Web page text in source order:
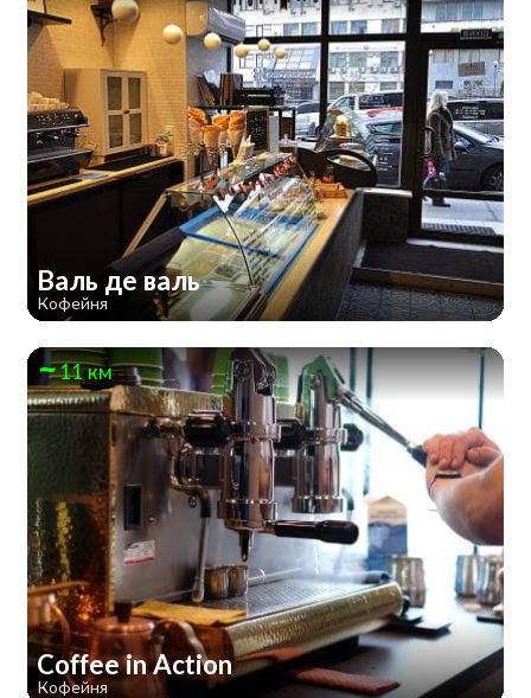
Валь де валь
Кофейня
11 км
Coffee in Action
Кофейня